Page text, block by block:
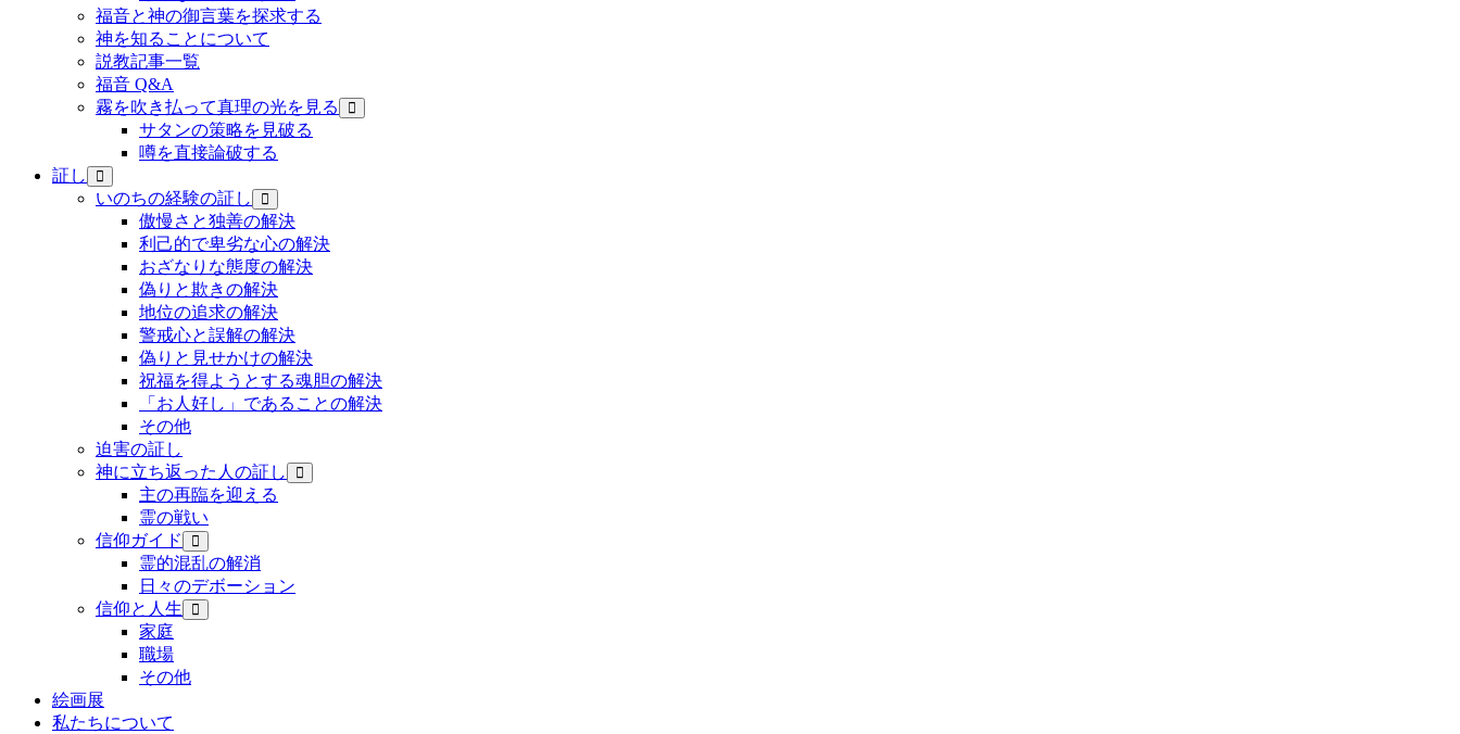
福音と神の御言葉を探求する
神を知ることについて
説教記事一覧
福音 Q&A
霧を吹き払って真理の光を見る
サタンの策略を見破る
噂を直接論破する
証し
いのちの経験の証し
傲慢さと独善の解決
利己的で卑劣な心の解決
おざなりな態度の解決
偽りと欺きの解決
地位の追求の解決
警戒心と誤解の解決
偽りと見せかけの解決
祝福を得ようとする魂胆の解決
「お人好し」であることの解決
その他
迫害の証し
神に立ち返った人の証し
主の再臨を迎える
霊の戦い
信仰ガイド
霊的混乱の解消
日々のデボーション
信仰と人生
家庭
職場
その他
絵画展
私たちについて